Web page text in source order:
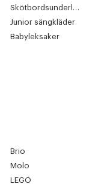
Junior sängkläder
Babyleksaker
Brio
Molo
LEGO